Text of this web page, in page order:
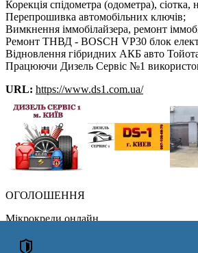
Корекція спідометра (одометра), сіотка,
Перепрошивка автомобільних ключів;
Вимкнення іммобілайзера, ремонт
Ремонт ТНВД - BOSCH VP30 блок
Відновлення гібридних АКБ авто
Працюючи Дизель Сервіс №1
URL: https://www.ds1.com.ua/
ОГОЛОШЕННЯ
Мікрокреди онлайн
Реєстрація ФОП у Києві